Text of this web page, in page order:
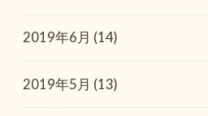
2019年6月 (14)
2019年5月 (13)